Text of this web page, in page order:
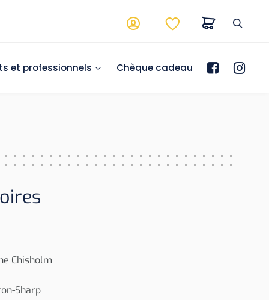
et professionnels Chèque cadeau
Chisholm
Sharp